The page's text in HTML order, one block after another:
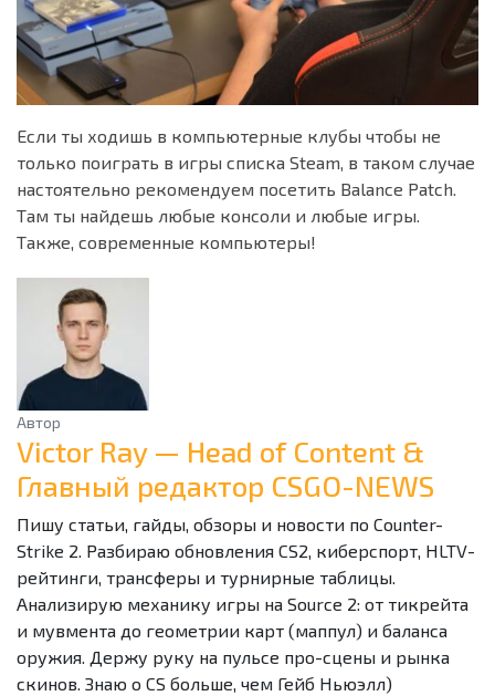
Если ты ходишь в компьютерные клубы чтобы не
только поиграть в игры списка Steam, в таком случае
настоятельно рекомендуем посетить Balance Patch.
Там ты найдешь любые консоли и любые игры.
Также, современные компьютеры!
Автор
Victor Ray — Head of Content &
Главный редактор CSGO-NEWS
Пишу статьи, гайды, обзоры и новости по Counter-
Strike 2. Разбираю обновления CS2, киберспорт, HLTV-
рейтинги, трансферы и турнирные таблицы.
Анализирую механику игры на Source 2: от тикрейта
и мувмента до геометрии карт (маппул) и баланса
оружия. Держу руку на пульсе про-сцены и рынка
скинов. Знаю о CS больше, чем Гейб Ньюэлл)